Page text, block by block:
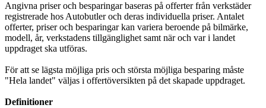
Angivna priser och besparingar baseras på offerter från verkstäder
registrerade hos Autobutler och deras individuella priser. Antalet
offerter, priser och besparingar kan variera beroende på bilmärke,
modell, år, verkstadens tillgänglighet samt när och var i landet
uppdraget ska utföras.
För att se lägsta möjliga pris och största möjliga besparing måste
"Hela landet" väljas i offertöversikten på det skapade uppdraget.
Definitioner